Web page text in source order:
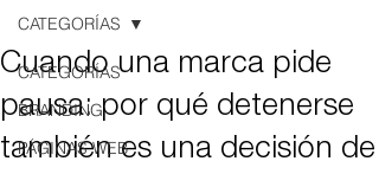
CATEGORÍAS
BRANDING
PÁGINAS WEB
CATEGORÍAS
Cuando una marca pide
pausa: por qué detenerse
también es una decisión de